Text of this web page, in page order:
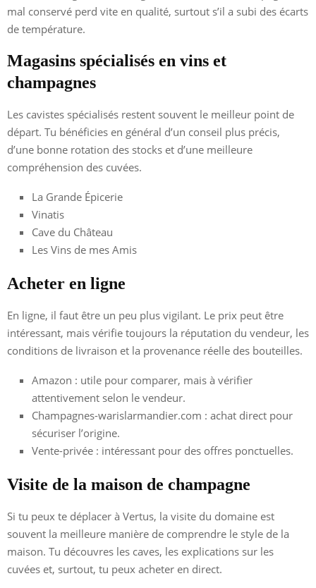
mal conservé perd vite en qualité, surtout s’il a subi des écarts
de température.
Magasins spécialisés en vins et
champagnes
Les cavistes spécialisés restent souvent le meilleur point de
départ. Tu bénéficies en général d’un conseil plus précis,
d’une bonne rotation des stocks et d’une meilleure
compréhension des cuvées.
La Grande Épicerie
Vinatis
Cave du Château
Les Vins de mes Amis
Acheter en ligne
En ligne, il faut être un peu plus vigilant. Le prix peut être
intéressant, mais vérifie toujours la réputation du vendeur, les
conditions de livraison et la provenance réelle des bouteilles.
Amazon : utile pour comparer, mais à vérifier
attentivement selon le vendeur.
Champagnes-warislarmandier.com : achat direct pour
sécuriser l’origine.
Vente-privée : intéressant pour des offres ponctuelles.
Visite de la maison de champagne
Si tu peux te déplacer à Vertus, la visite du domaine est
souvent la meilleure manière de comprendre le style de la
maison. Tu découvres les caves, les explications sur les
cuvées et, surtout, tu peux acheter en direct.